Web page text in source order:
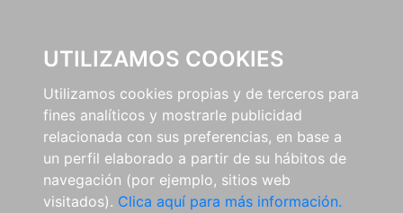
UTILIZAMOS COOKIES
Utilizamos cookies propias y de terceros para
fines analíticos y mostrarle publicidad
relacionada con sus preferencias, en base a
un perfil elaborado a partir de su hábitos de
navegación (por ejemplo, sitios web
visitados). Clica aquí para más información.